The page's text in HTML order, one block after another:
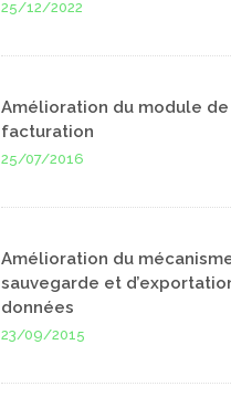
25/12/2022
Amélioration du module de
facturation
25/07/2016
Amélioration du
sauvegarde et
données
23/09/2015